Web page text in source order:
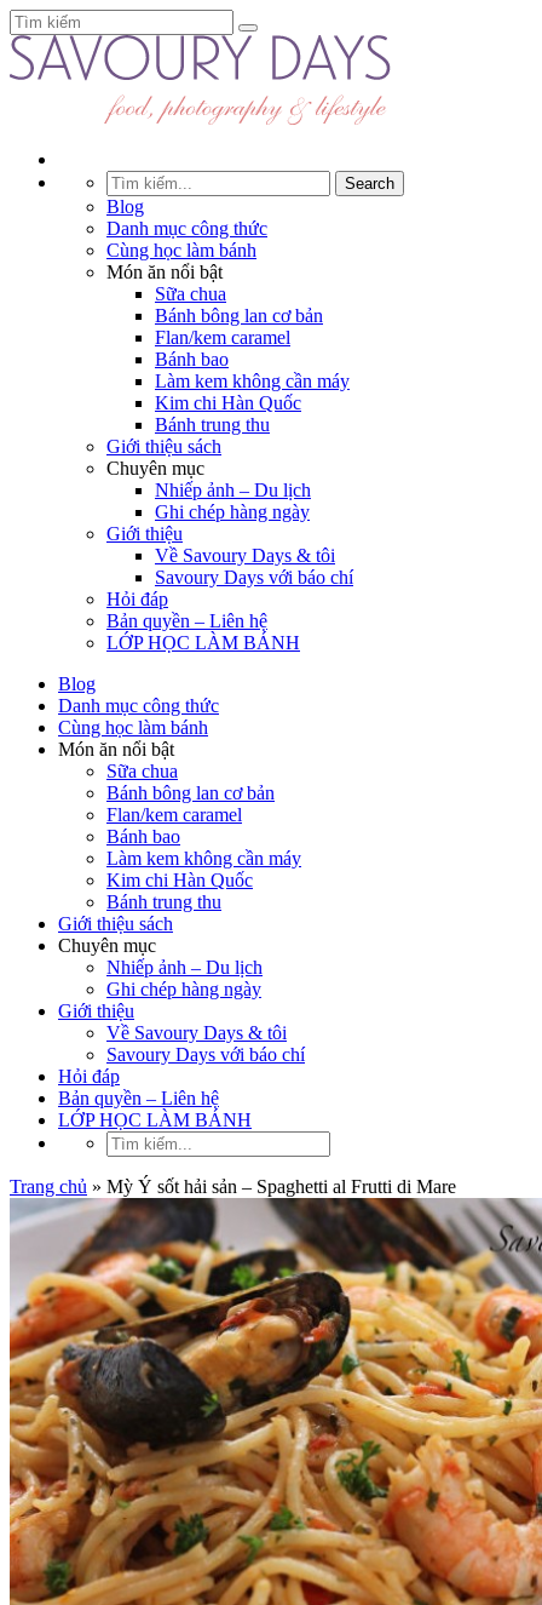
Blog
Danh mục công thức
Cùng học làm bánh
Món ăn nổi bật
Sữa chua
Bánh bông lan cơ bản
Flan/kem caramel
Bánh bao
Làm kem không cần máy
Kim chi Hàn Quốc
Bánh trung thu
Giới thiệu sách
Chuyên mục
Nhiếp ảnh – Du lịch
Ghi chép hàng ngày
Giới thiệu
Về Savoury Days & tôi
Savoury Days với báo chí
Hỏi đáp
Bản quyền – Liên hệ
LỚP HỌC LÀM BÁNH
Blog
Danh mục công thức
Cùng học làm bánh
Món ăn nổi bật
Sữa chua
Bánh bông lan cơ bản
Flan/kem caramel
Bánh bao
Làm kem không cần máy
Kim chi Hàn Quốc
Bánh trung thu
Giới thiệu sách
Chuyên mục
Nhiếp ảnh – Du lịch
Ghi chép hàng ngày
Giới thiệu
Về Savoury Days & tôi
Savoury Days với báo chí
Hỏi đáp
Bản quyền – Liên hệ
LỚP HỌC LÀM BÁNH
Trang chủ » Mỳ Ý sốt hải sản – Spaghetti al Frutti di Mare